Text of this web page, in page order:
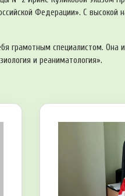
Федерации». С
грамотным специалистом. Она
и реаниматология».